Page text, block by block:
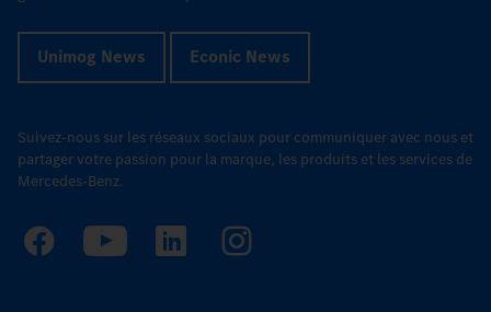
Unimog News Econic News
Suivez-nous sur les réseaux sociaux pour communiquer avec nous et
partager votre passion pour la marque, les produits et les services de
Mercedes-Benz.